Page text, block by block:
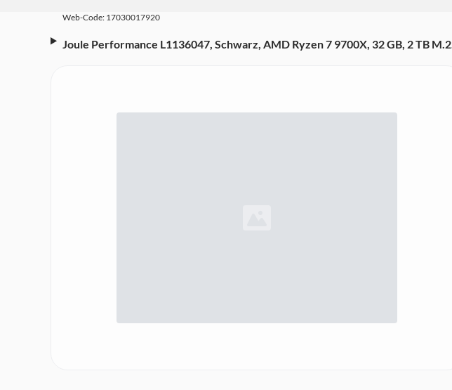
Web-Code: 17030017920
Joule Performance L1136047, Schwarz, AMD Ryzen 7 9700X, 32 GB, 2 TB M.2